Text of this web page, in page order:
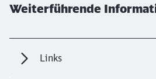
Weiterführende
Links